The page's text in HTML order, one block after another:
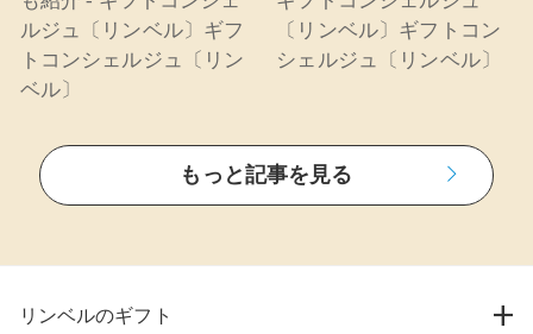
ルジュ〔リンベル〕ギフ
トコンシェルジュ〔リン
ベル〕
〔リンベル〕ギフトコン
シェルジュ〔リンベル〕
もっと記事を見る
リンベルのギフト